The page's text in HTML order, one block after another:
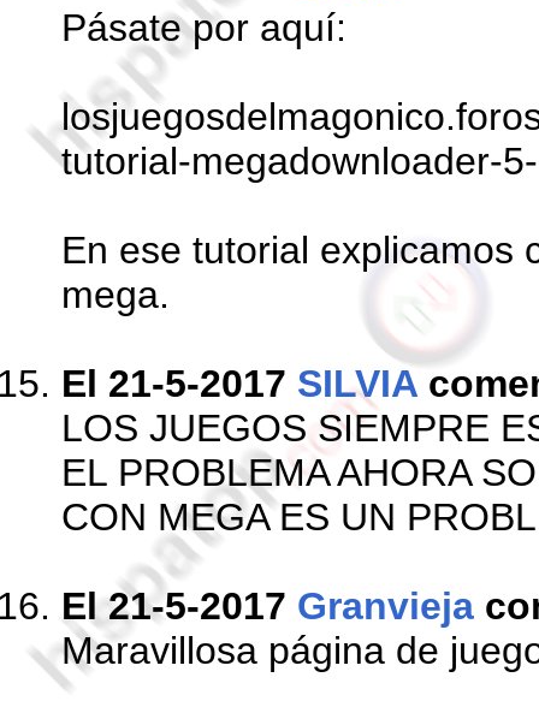
Pásate por aquí:
tutorial-megadownloader-
En ese tutorial explicamos
mega.
El 21-5-2017 SILVIA
LOS JUEGOS SIEMPRE
EL PROBLEMA AHORA
CON MEGA ES UN
El 21-5-2017 Granvieja
Maravillosa página de